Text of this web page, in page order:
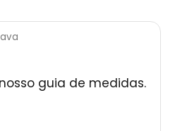
guia de medidas.